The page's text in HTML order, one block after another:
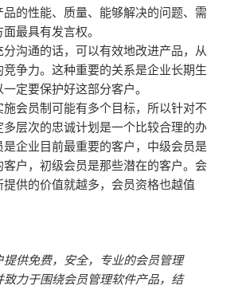
的性能、质量、能够解决的问题、需
最具有发言权。
沟通的话，可以有效地改进产品，从
争力。这种重要的关系是企业长期生
定要保护好这部分客户。
会员制可能有多个目标，所以针对不
层次的忠诚计划是一个比较合理的办
企业目前最重要的客户，中级会员是
户，初级会员是那些潜在的客户。会
提供的价值就越多，会员资格也越值
提供免费，安全，专业的会员管理
致力于围绕会员管理软件产品，结